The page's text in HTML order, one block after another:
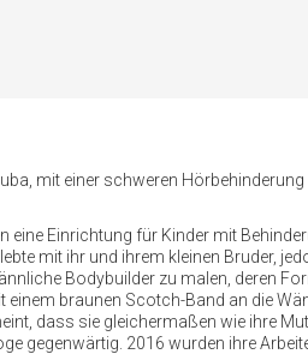
mit einer schweren
eine Einrichtung für Kinder mit
mit ihr und ihrem kleinen Bruder,
Bodybuilder zu malen, deren
braunen Scotch-Band an die
dass sie gleichermaßen wie ihre
gegenwärtig. 2016 wurden ihre